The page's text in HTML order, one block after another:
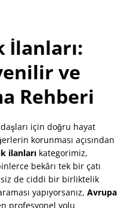
İlanları:
ve
Rehberi
için doğru hayat
korunması açısından
ilanları kategorimiz,
bekârı tek bir çatı
siz de ciddi bir birliktelik
yapıyorsanız, Avrupa
profesyonel yolu